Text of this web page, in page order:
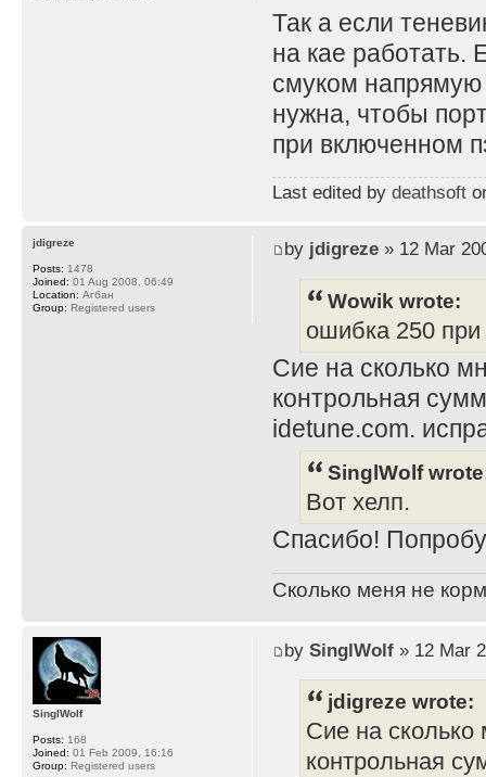
Так а если
на кае работать.
смуком напрямую
нужна, чтобы
при включенном
Last edited by deathsoft
by jdigreze» 12 Mar
Wowik wrote:
ошибка 250
Сие на сколько
контрольная
idetune.com.
SinglWolf
Вот хелп.
Спасибо!
Сколько меня не
jdigreze
Posts: 1478
Joined: 01 Aug 2008, 06:49
Location: Агбан
Group: Registered users
by SinglWolf» 12 Mar
jdigreze wrote:
Сие на сколько
контрольная
SinglWolf
Posts: 168
Joined: 01 Feb 2009, 16:16
Group: Registered users